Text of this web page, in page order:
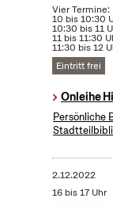
Vier Termine:
10 bis 10:30
10:30 bis 11
11 bis 11:30
11:30 bis 12
Eintritt frei
Onleihe
Persönliche
2.12.2022
16 bis 17 Uhr